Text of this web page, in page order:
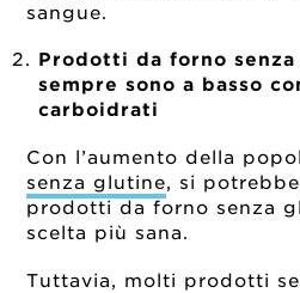
sangue.
Prodotti da forno
sempre sono a basso
carboidrati
Con l’aumento della
senza glutine, si
prodotti da forno senza
scelta più sana.
Tuttavia, molti prodotti